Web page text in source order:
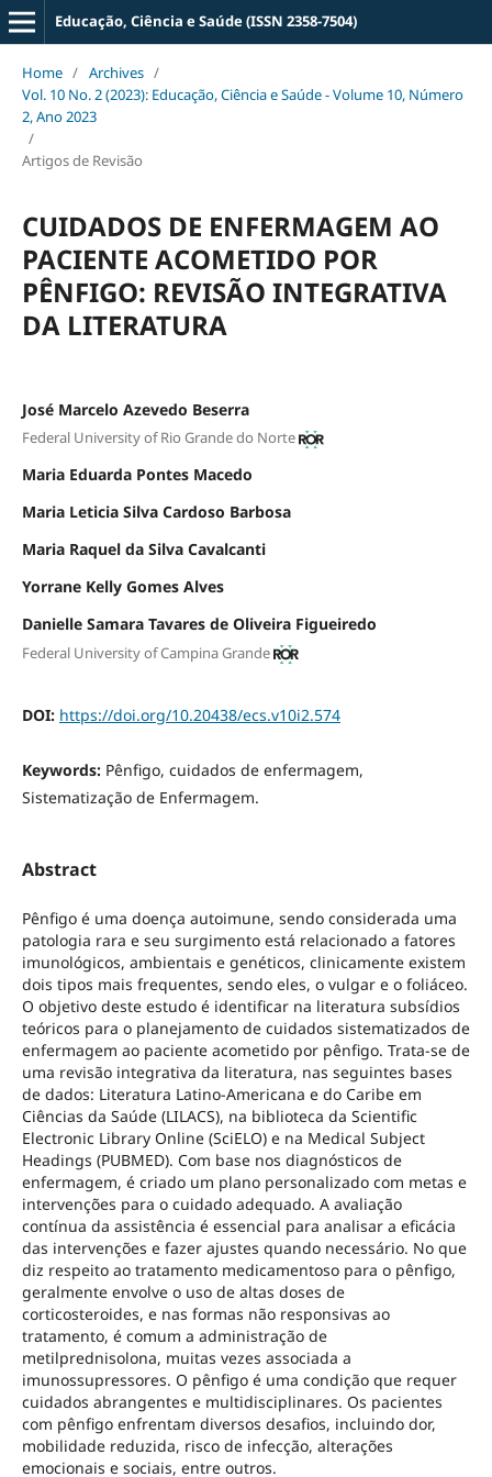
Educação, Ciência e Saúde (ISSN 2358-7504)
Home / Archives /
Vol. 10 No. 2 (2023): Educação, Ciência e Saúde - Volume 10, Número
2, Ano 2023
/
Artigos de Revisão
CUIDADOS DE ENFERMAGEM AO
PACIENTE ACOMETIDO POR
PÊNFIGO: REVISÃO INTEGRATIVA
DA LITERATURA
José Marcelo Azevedo Beserra
Federal University of Rio Grande do Norte
Maria Eduarda Pontes Macedo
Maria Leticia Silva Cardoso Barbosa
Maria Raquel da Silva Cavalcanti
Yorrane Kelly Gomes Alves
Danielle Samara Tavares de Oliveira Figueiredo
Federal University of Campina Grande
DOI: https://doi.org/10.20438/ecs.v10i2.574
Keywords: Pênfigo, cuidados de enfermagem,
Sistematização de Enfermagem.
Abstract
Pênfigo é uma doença autoimune, sendo considerada uma
patologia rara e seu surgimento está relacionado a fatores
imunológicos, ambientais e genéticos, clinicamente existem
dois tipos mais frequentes, sendo eles, o vulgar e o foliáceo.
O objetivo deste estudo é identificar na literatura subsídios
teóricos para o planejamento de cuidados sistematizados de
enfermagem ao paciente acometido por pênfigo. Trata-se de
uma revisão integrativa da literatura, nas seguintes bases
de dados: Literatura Latino-Americana e do Caribe em
Ciências da Saúde (LILACS), na biblioteca da Scientific
Electronic Library Online (SciELO) e na Medical Subject
Headings (PUBMED). Com base nos diagnósticos de
enfermagem, é criado um plano personalizado com metas e
intervenções para o cuidado adequado. A avaliação
contínua da assistência é essencial para analisar a eficácia
das intervenções e fazer ajustes quando necessário. No que
diz respeito ao tratamento medicamentoso para o pênfigo,
geralmente envolve o uso de altas doses de
corticosteroides, e nas formas não responsivas ao
tratamento, é comum a administração de
metilprednisolona, muitas vezes associada a
imunossupressores. O pênfigo é uma condição que requer
cuidados abrangentes e multidisciplinares. Os pacientes
com pênfigo enfrentam diversos desafios, incluindo dor,
mobilidade reduzida, risco de infecção, alterações
emocionais e sociais, entre outros.